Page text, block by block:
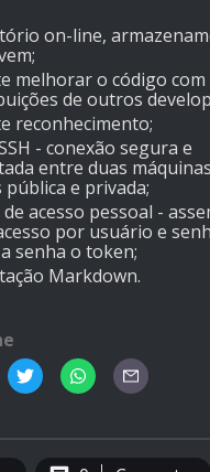
on-line,
melhorar o código com
de outros
reconhecimento;
- conexão segura e
entre duas
pública e privada;
acesso pessoal -
por usuário e
senha o token;
Markdown.